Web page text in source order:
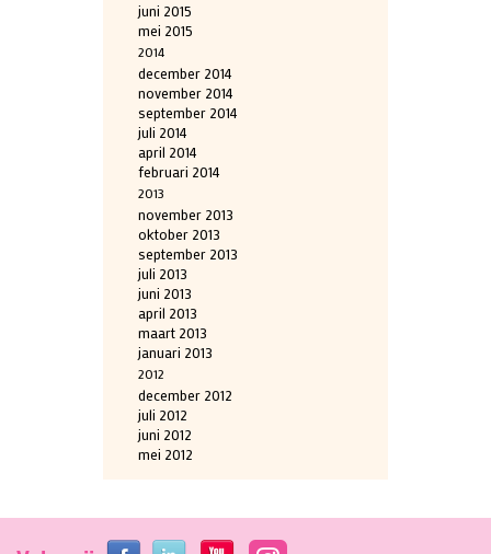
juni 2015
mei 2015
2014
december 2014
november 2014
september 2014
juli 2014
april 2014
februari 2014
2013
november 2013
oktober 2013
september 2013
juli 2013
juni 2013
april 2013
maart 2013
januari 2013
2012
december 2012
juli 2012
juni 2012
mei 2012